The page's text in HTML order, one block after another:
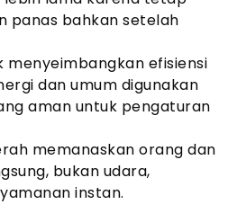
panas bahkan setelah
menyeimbangkan efisiensi
dan umum digunakan
aman untuk pengaturan
memanaskan orang dan
bukan udara,
instan.